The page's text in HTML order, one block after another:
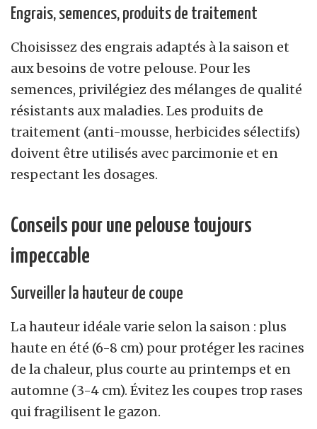
Engrais, semences, produits de traitement
Choisissez des engrais adaptés à la saison et
aux besoins de votre pelouse. Pour les
semences, privilégiez des mélanges de qualité
résistants aux maladies. Les produits de
traitement (anti-mousse, herbicides sélectifs)
doivent être utilisés avec parcimonie et en
respectant les dosages.
Conseils pour une pelouse toujours
impeccable
Surveiller la hauteur de coupe
La hauteur idéale varie selon la saison : plus
haute en été (6-8 cm) pour protéger les racines
de la chaleur, plus courte au printemps et en
automne (3-4 cm). Évitez les coupes trop rases
qui fragilisent le gazon.